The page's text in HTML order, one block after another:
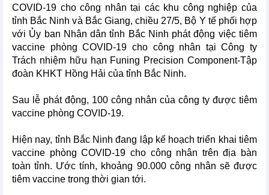
COVID-19 cho công nhân tại các khu công nghiệp của
tỉnh Bắc Ninh và Bắc Giang, chiều 27/5, Bộ Y tế phối hợp
với Ủy ban Nhân dân tỉnh Bắc Ninh phát động việc tiêm
vaccine phòng COVID-19 cho công nhân tại Công ty
Trách nhiệm hữu hạn Funing Precision Component-Tập
đoàn KHKT Hồng Hải của tỉnh Bắc Ninh.
Sau lễ phát động, 100 công nhân của công ty được tiêm
vaccine phòng COVID-19.
Hiện nay, tỉnh Bắc Ninh đang lập kế hoạch triển khai tiêm
vaccine phòng COVID-19 cho công nhân trên địa bàn
toàn tỉnh. Ước tính, khoảng 90.000 công nhân sẽ được
tiêm vaccine trong thời gian tới.